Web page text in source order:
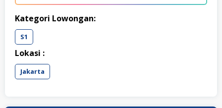
Kategori Lowongan:
S1
Lokasi :
Jakarta